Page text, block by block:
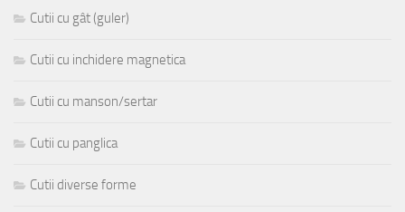
Cutii cu gât (guler)
Cutii cu inchidere magnetica
Cutii cu manson/sertar
Cutii cu panglica
Cutii diverse forme